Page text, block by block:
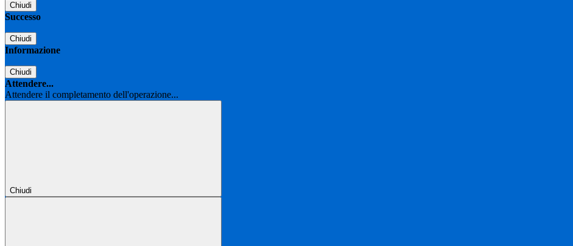
Chiudi
Successo
Chiudi
Informazione
Chiudi
Attendere...
Attendere il completamento dell'operazione...
Chiudi